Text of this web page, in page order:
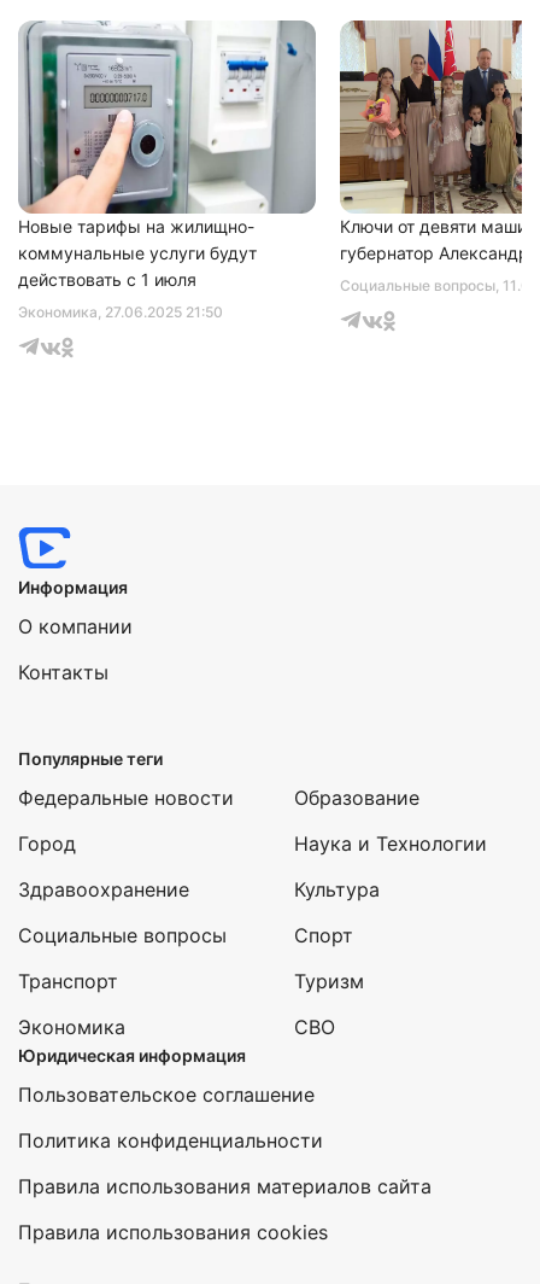
Экономика, 27.06.2025 21:50
Новые тарифы на жилищно-
коммунальные услуги будут
действовать с 1 июля
Социальные вопросы,
Ключи от девяти машин
губернатор Александр
Информация
О компании
Контакты
Популярные теги
Федеральные новости
Город
Здравоохранение
Социальные вопросы
Транспорт
Экономика
Образование
Наука и Технологии
Культура
Спорт
Туризм
СВО
Юридическая информация
Пользовательское соглашение
Политика конфиденциальности
Правила использования материалов сайта
Правила использования cookies